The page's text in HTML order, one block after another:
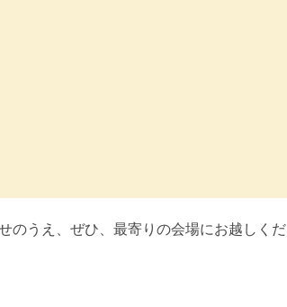
うえ、ぜひ、最寄りの会場にお越しく